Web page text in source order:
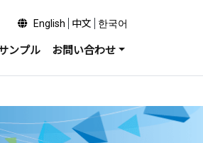
English 中文 한국어
ンプル お問い合わせ